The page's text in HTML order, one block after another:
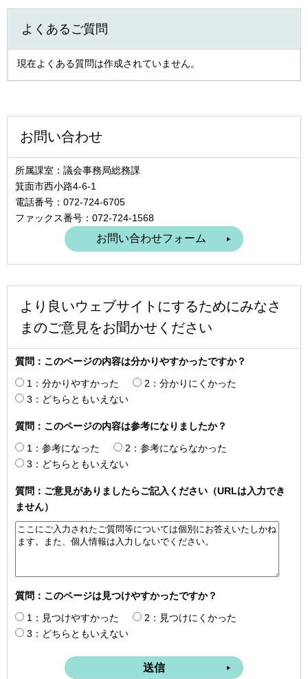
よくあるご質問
現在よくある質問は作成されていません。
お問い合わせ
所属課室：議会事務局総務課
箕面市西小路4‐6‐1
電話番号：072-724-6705
ファックス番号：072-724-1568
より良いウェブサイトにするためにみなさ
まのご意見をお聞かせください
質問：このページの内容は分かりやすかったですか？
1：分かりやすかった
2：分かりにくかった
3：どちらともいえない
質問：このページの内容は参考になりましたか？
1：参考になった
2：参考にならなかった
3：どちらともいえない
質問：ご意見がありましたらご記入ください（URLは入力でき
ません）
質問：このページは見つけやすかったですか？
1：見つけやすかった
2：見つけにくかった
3：どちらともいえない